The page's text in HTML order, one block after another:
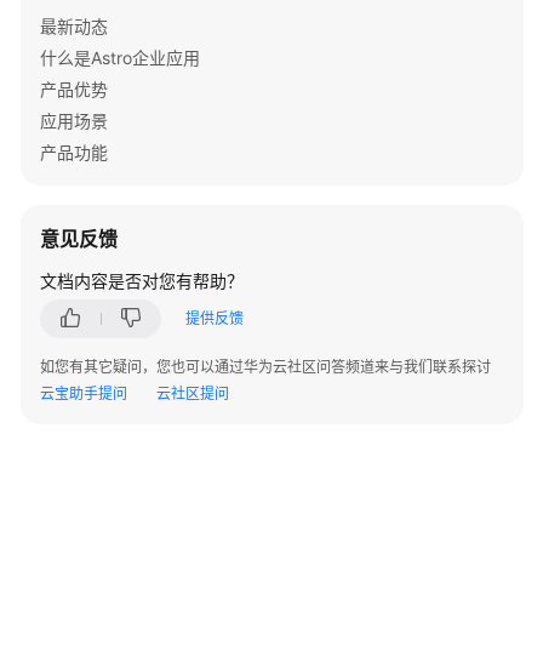
编
辑
务
服
代
码
查
看
最新动态
什么是Astro企业应用
产品优势
应用场景
产品功能
意见反馈
文档内容是否对您有帮助？
提供反馈
如您有其它疑问，您也可以通过华为云社区问答频道来与我们联系探讨
云宝助手提问
云社区提问